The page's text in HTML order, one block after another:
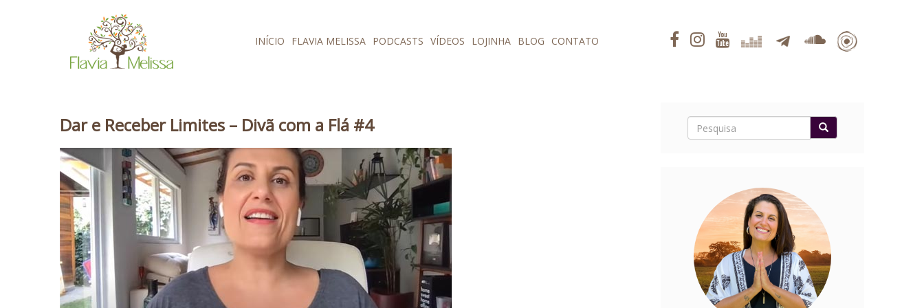
Pular para o conteúdo
INÍCIO FLAVIA MELISSA PODCASTS VÍDEOS LOJINHA BLOG CONTATO
Dar e Receber Limites – Divã com a Flá #4